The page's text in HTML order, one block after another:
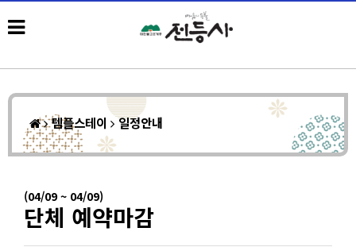
템플스테이 일정안내
(04/09 ~ 04/09)
단체 예약마감